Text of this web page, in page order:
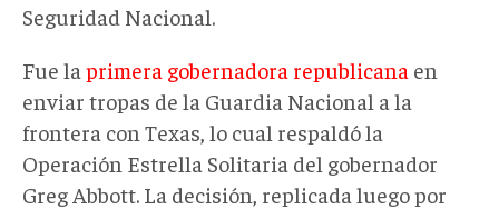
Seguridad Nacional.
Fue la primera gobernadora republicana en
enviar tropas de la Guardia Nacional a la
frontera con Texas, lo cual respaldó la
Operación Estrella Solitaria del gobernador
Greg Abbott. La decisión, replicada luego por